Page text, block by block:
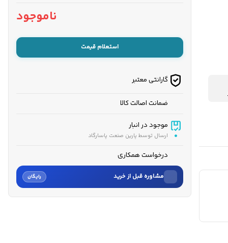
ناموجود
استعلام قیمت
گارانتی معتبر
ضمانت اصالت کالا
موجود در انبار
ارسال توسط پارین صنعت پاسارگاد
درخواست همکاری
مشاوره قبل از خرید رایگان
نام